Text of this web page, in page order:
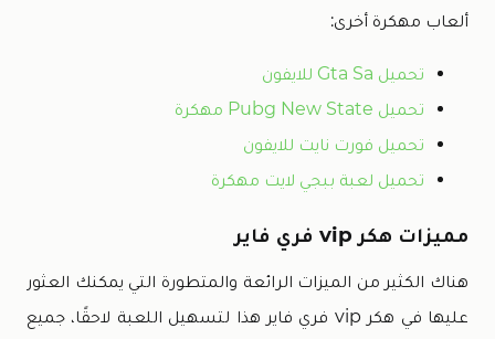
ألعاب مهكرة أخرى:
تحميل Gta Sa للايفون
تحميل Pubg New State مهكرة
تحميل فورت نايت للايفون
تحميل لعبة ببجي لايت مهكرة
مميزات هكر vip فري فاير
هناك الكثير من الميزات الرائعة والمتطورة التي يمكنك العثور
عليها في هكر vip فري فاير هذا لتسهيل اللعبة لاحقًا، جميع